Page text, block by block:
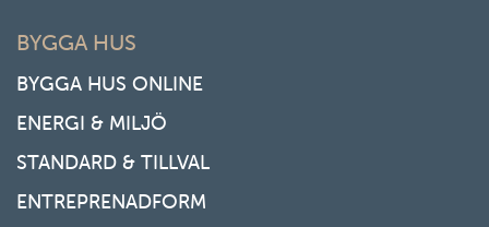
BYGGA HUS
BYGGA HUS ONLINE
ENERGI & MILJÖ
STANDARD & TILLVAL
ENTREPRENADFORM